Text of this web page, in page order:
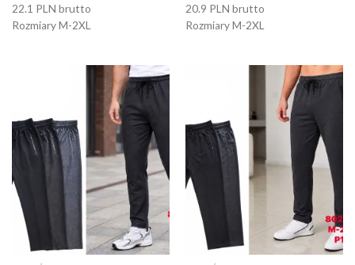
22.1 PLN brutto
Rozmiary M-2XL
20.9 PLN brutto
Rozmiary M-2XL